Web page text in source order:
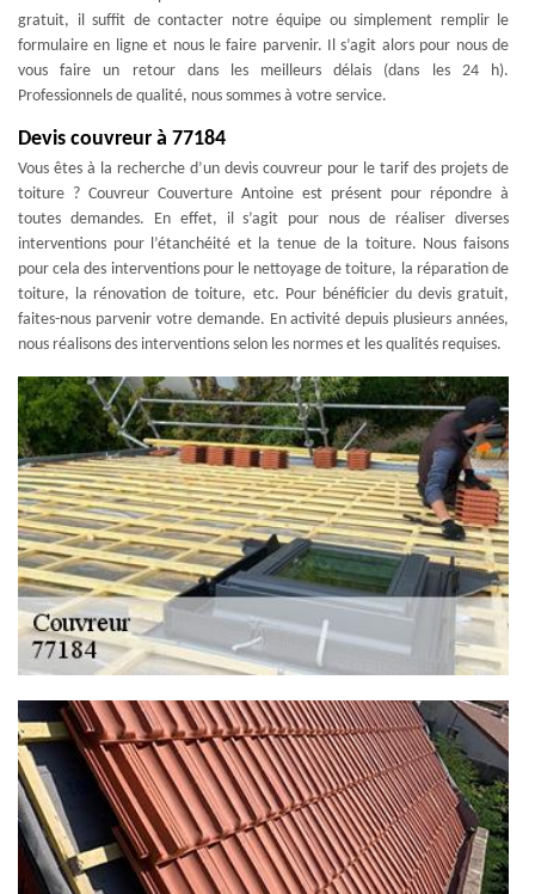
gratuit, il suffit de contacter notre équipe ou simplement remplir le
formulaire en ligne et nous le faire parvenir. Il s’agit alors pour nous de
vous faire un retour dans les meilleurs délais (dans les 24 h).
Professionnels de qualité, nous sommes à votre service.
Devis couvreur à 77184
Vous êtes à la recherche d’un devis couvreur pour le tarif des projets de
toiture ? Couvreur Couverture Antoine est présent pour répondre à
toutes demandes. En effet, il s’agit pour nous de réaliser diverses
interventions pour l’étanchéité et la tenue de la toiture. Nous faisons
pour cela des interventions pour le nettoyage de toiture, la réparation de
toiture, la rénovation de toiture, etc. Pour bénéficier du devis gratuit,
faites-nous parvenir votre demande. En activité depuis plusieurs années,
nous réalisons des interventions selon les normes et les qualités requises.